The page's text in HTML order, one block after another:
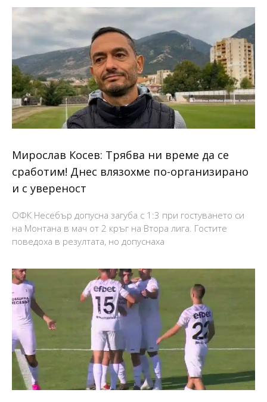
Мирослав Косев: Трябва ни време да се
сработим! Днес влязохме по-организирано
и с увереност
ОФК Несебър допусна загуба с 1:3 при гостуването си
на Монтана в мач от 2 кръг на Втора лига. Гостите
поведоха в резултата, но допуснаха